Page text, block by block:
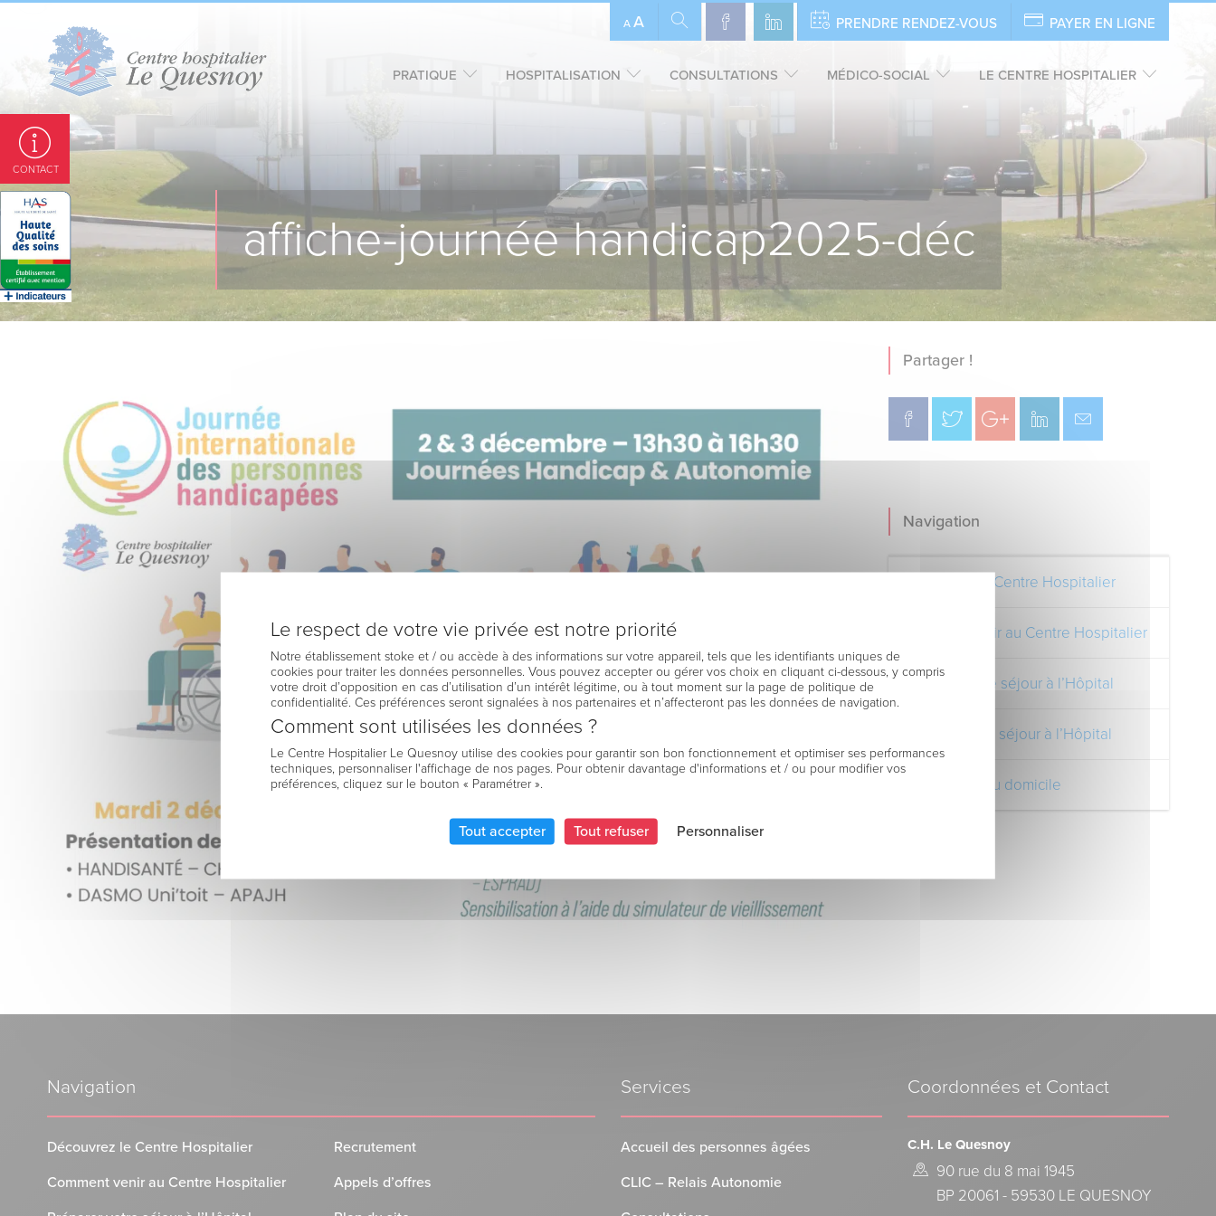
AA PRENDRE RENDEZ-VOUS PAYER EN LIGNE
PRATIQUE HOSPITALISATION CONSULTATIONS MÉDICO-SOCIAL LE CENTRE HOSPITALIER
affiche-journée handicap2025-déc
Partager !
Navigation
Découvrez le Centre Hospitalier
Comment venir au Centre Hospitalier
Préparer votre séjour à l’Hôpital
Pendant votre séjour à l’Hôpital
Votre retour au domicile
Navigation
Découvrez le Centre Hospitalier
Comment venir au Centre Hospitalier
Recrutement
Appels d’offres
Services
Accueil des personnes âgées
CLIC – Relais Autonomie
Coordonnées et Contact
C.H. Le Quesnoy
90 rue du 8 mai 1945
BP 20061 - 59530 LE QUESNOY
CONTACT
Le respect de votre vie privée est notre priorité
Notre établissement stoke et / ou accède à des informations sur votre appareil, tels que les identifiants uniques de
cookies pour traiter les données personnelles. Vous pouvez accepter ou gérer vos choix en cliquant ci-dessous, y compris
votre droit d’opposition en cas d’utilisation d’un intérêt légitime, ou à tout moment sur la page de politique de
confidentialité. Ces préférences seront signalées à nos partenaires et n’affecteront pas les données de navigation.
Comment sont utilisées les données ?
Le Centre Hospitalier Le Quesnoy utilise des cookies pour garantir son bon fonctionnement et optimiser ses performances
techniques, personnaliser l'affichage de nos pages. Pour obtenir davantage d'informations et / ou pour modifier vos
préférences, cliquez sur le bouton « Paramétrer ».
Tout accepter Tout refuser Personnaliser